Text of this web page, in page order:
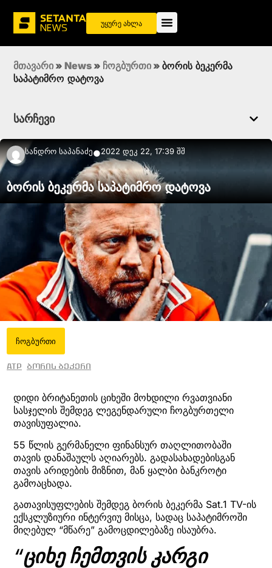
უყურე ახლა
მთავარი » News » ჩოგბურთი » ბორის ბეკერმა
საპატიმრო დატოვა
სარჩევი
Სანდრო Საპანაძე●2022 დეკ 22, 17:39 შშ
ბორის ბეკერმა საპატიმრო დატოვა
ჩოგბურთი
ATP ბორის ბეკერი
დიდი ბრიტანეთის ციხეში მოხდილი რვათვიანი
სასჯელის შემდეგ ლეგენდარული ჩოგბურთელი
თავისუფალია.
55 წლის გერმანელი ფინანსურ თაღლითობაში
თავის დანაშაულს აღიარებს. გადასახადებისგან
თავის არიდების მიზნით, მან ყალბი ბანკროტი
გამოაცხადა.
გათავისუფლების შემდეგ ბორის ბეკერმა Sat.1 TV-ის
ექსკლუზიური ინტერვიუ მისცა, სადაც საპატიმროში
მიღებულ “მწარე” გამოცდილებაზე ისაუბრა.
“ციხე ჩემთვის კარგი